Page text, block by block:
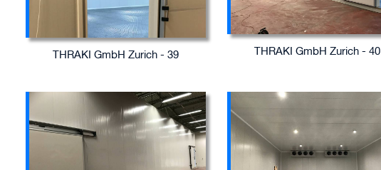
THRAKI GmbH Zurich - 39 THRAKI GmbH Zurich - 40